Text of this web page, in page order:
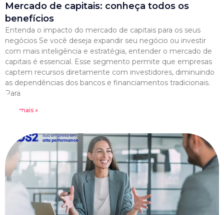
Mercado de capitais: conheça todos os
benefícios
Entenda o impacto do mercado de capitais para os seus
negócios Se você deseja expandir seu negócio ou investir
com mais inteligência e estratégia, entender o mercado de
capitais é essencial. Esse segmento permite que empresas
captem recursos diretamente com investidores, diminuindo
as dependências dos bancos e financiamentos tradicionais.
Para
Leia mais »